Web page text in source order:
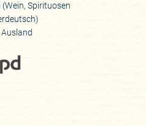
Spirituosen